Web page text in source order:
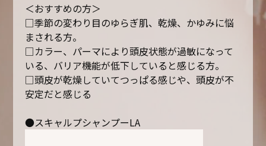
＜おすすめの方＞
□季節の変わり目のゆらぎ肌、乾燥、かゆみに悩
まされる方。
□カラー、パーマにより頭皮状態が過敏になって
いる、バリア機能が低下していると感じる方。
□頭皮が乾燥していてつっぱる感じや、頭皮が不
安定だと感じる
●スキャルプシャンプーLA